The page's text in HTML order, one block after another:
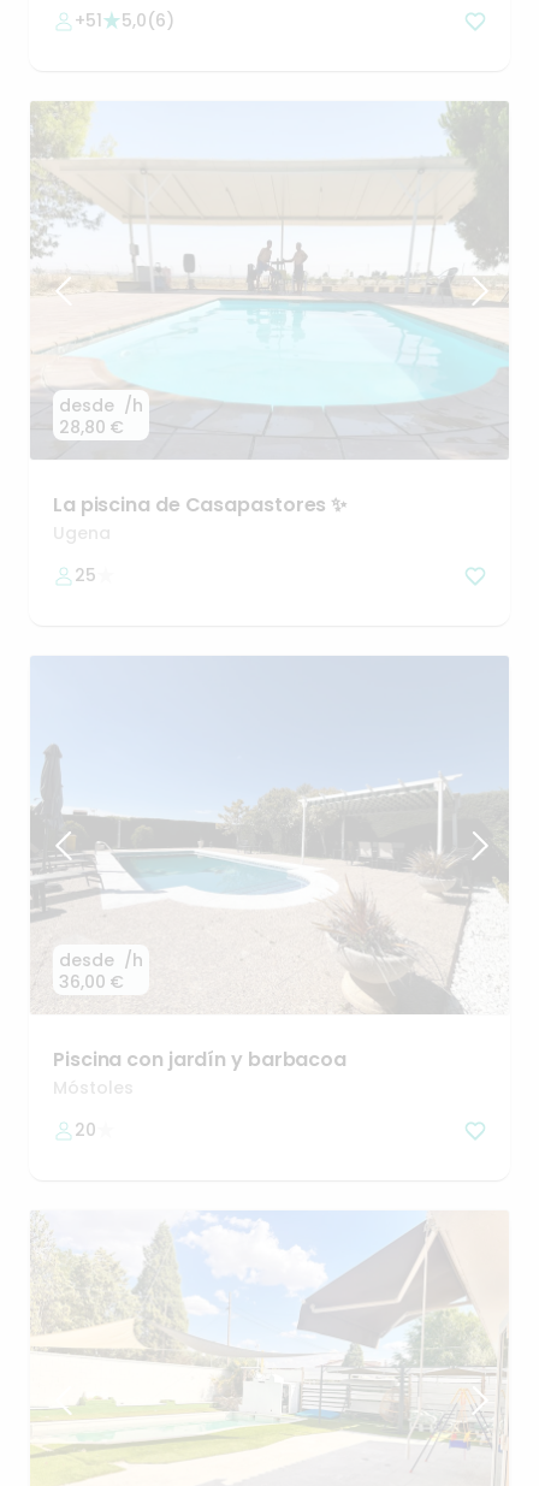
+51
5,0(6)
desde
28,80 €
/h
La piscina de Casapastores ✨
Ugena
25
desde
36,00 €
/h
Piscina con jardín y barbacoa
Móstoles
20